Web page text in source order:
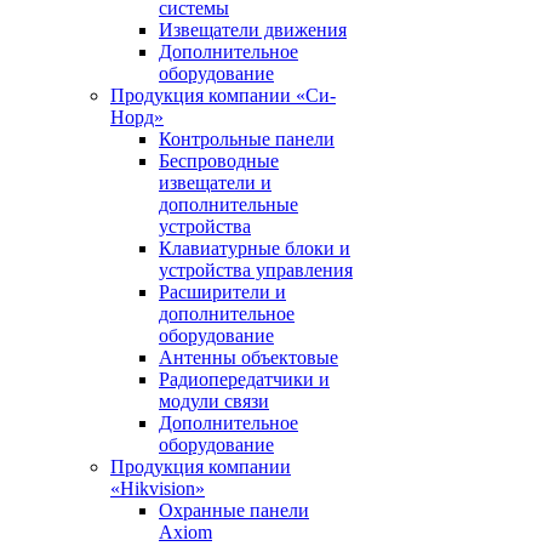
системы
Извещатели движения
Дополнительное
оборудование
Продукция компании «Си-
Норд»
Контрольные панели
Беспроводные
извещатели и
дополнительные
устройства
Клавиатурные блоки и
устройства управления
Расширители и
дополнительное
оборудование
Антенны объектовые
Радиопередатчики и
модули связи
Дополнительное
оборудование
Продукция компании
«Hikvision»
Охранные панели
Axiom